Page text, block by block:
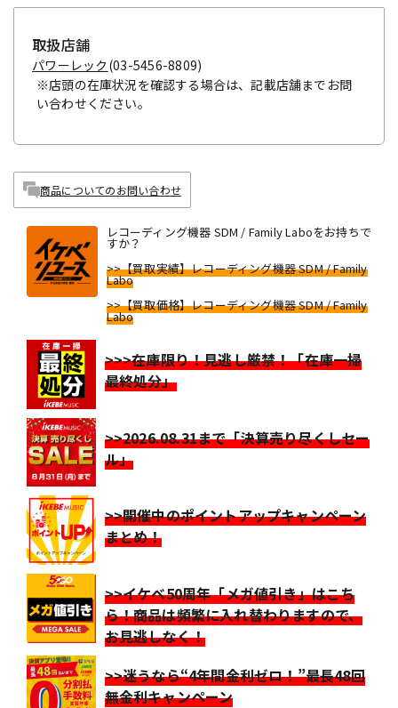
取扱店舗
パワーレック (03-5456-8809)
※店頭の在庫状況を確認する場合は、記載店舗までお問
い合わせください。
商品についてのお問い合わせ
レコーディング機器 SDM / Family Laboをお持ちで
すか？
>>【買取実績】レコーディング機器 SDM / Family
Labo
>>【買取価格】レコーディング機器 SDM / Family
Labo
>>>在庫限り！見逃し厳禁！「在庫一掃
最終処分」
>>2026.08.31まで「決算売り尽くしセー
ル」
>>開催中のポイントアップキャンペーン
まとめ！
>>イケベ50周年「メガ値引き」はこち
ら！商品は頻繁に入れ替わりますので、
お見逃しなく！
>>迷うなら“4年間金利ゼロ！”最長48回
無金利キャンペーン